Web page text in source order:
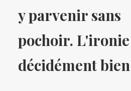
y parvenir sans
pochoir. L'ironie
décidément